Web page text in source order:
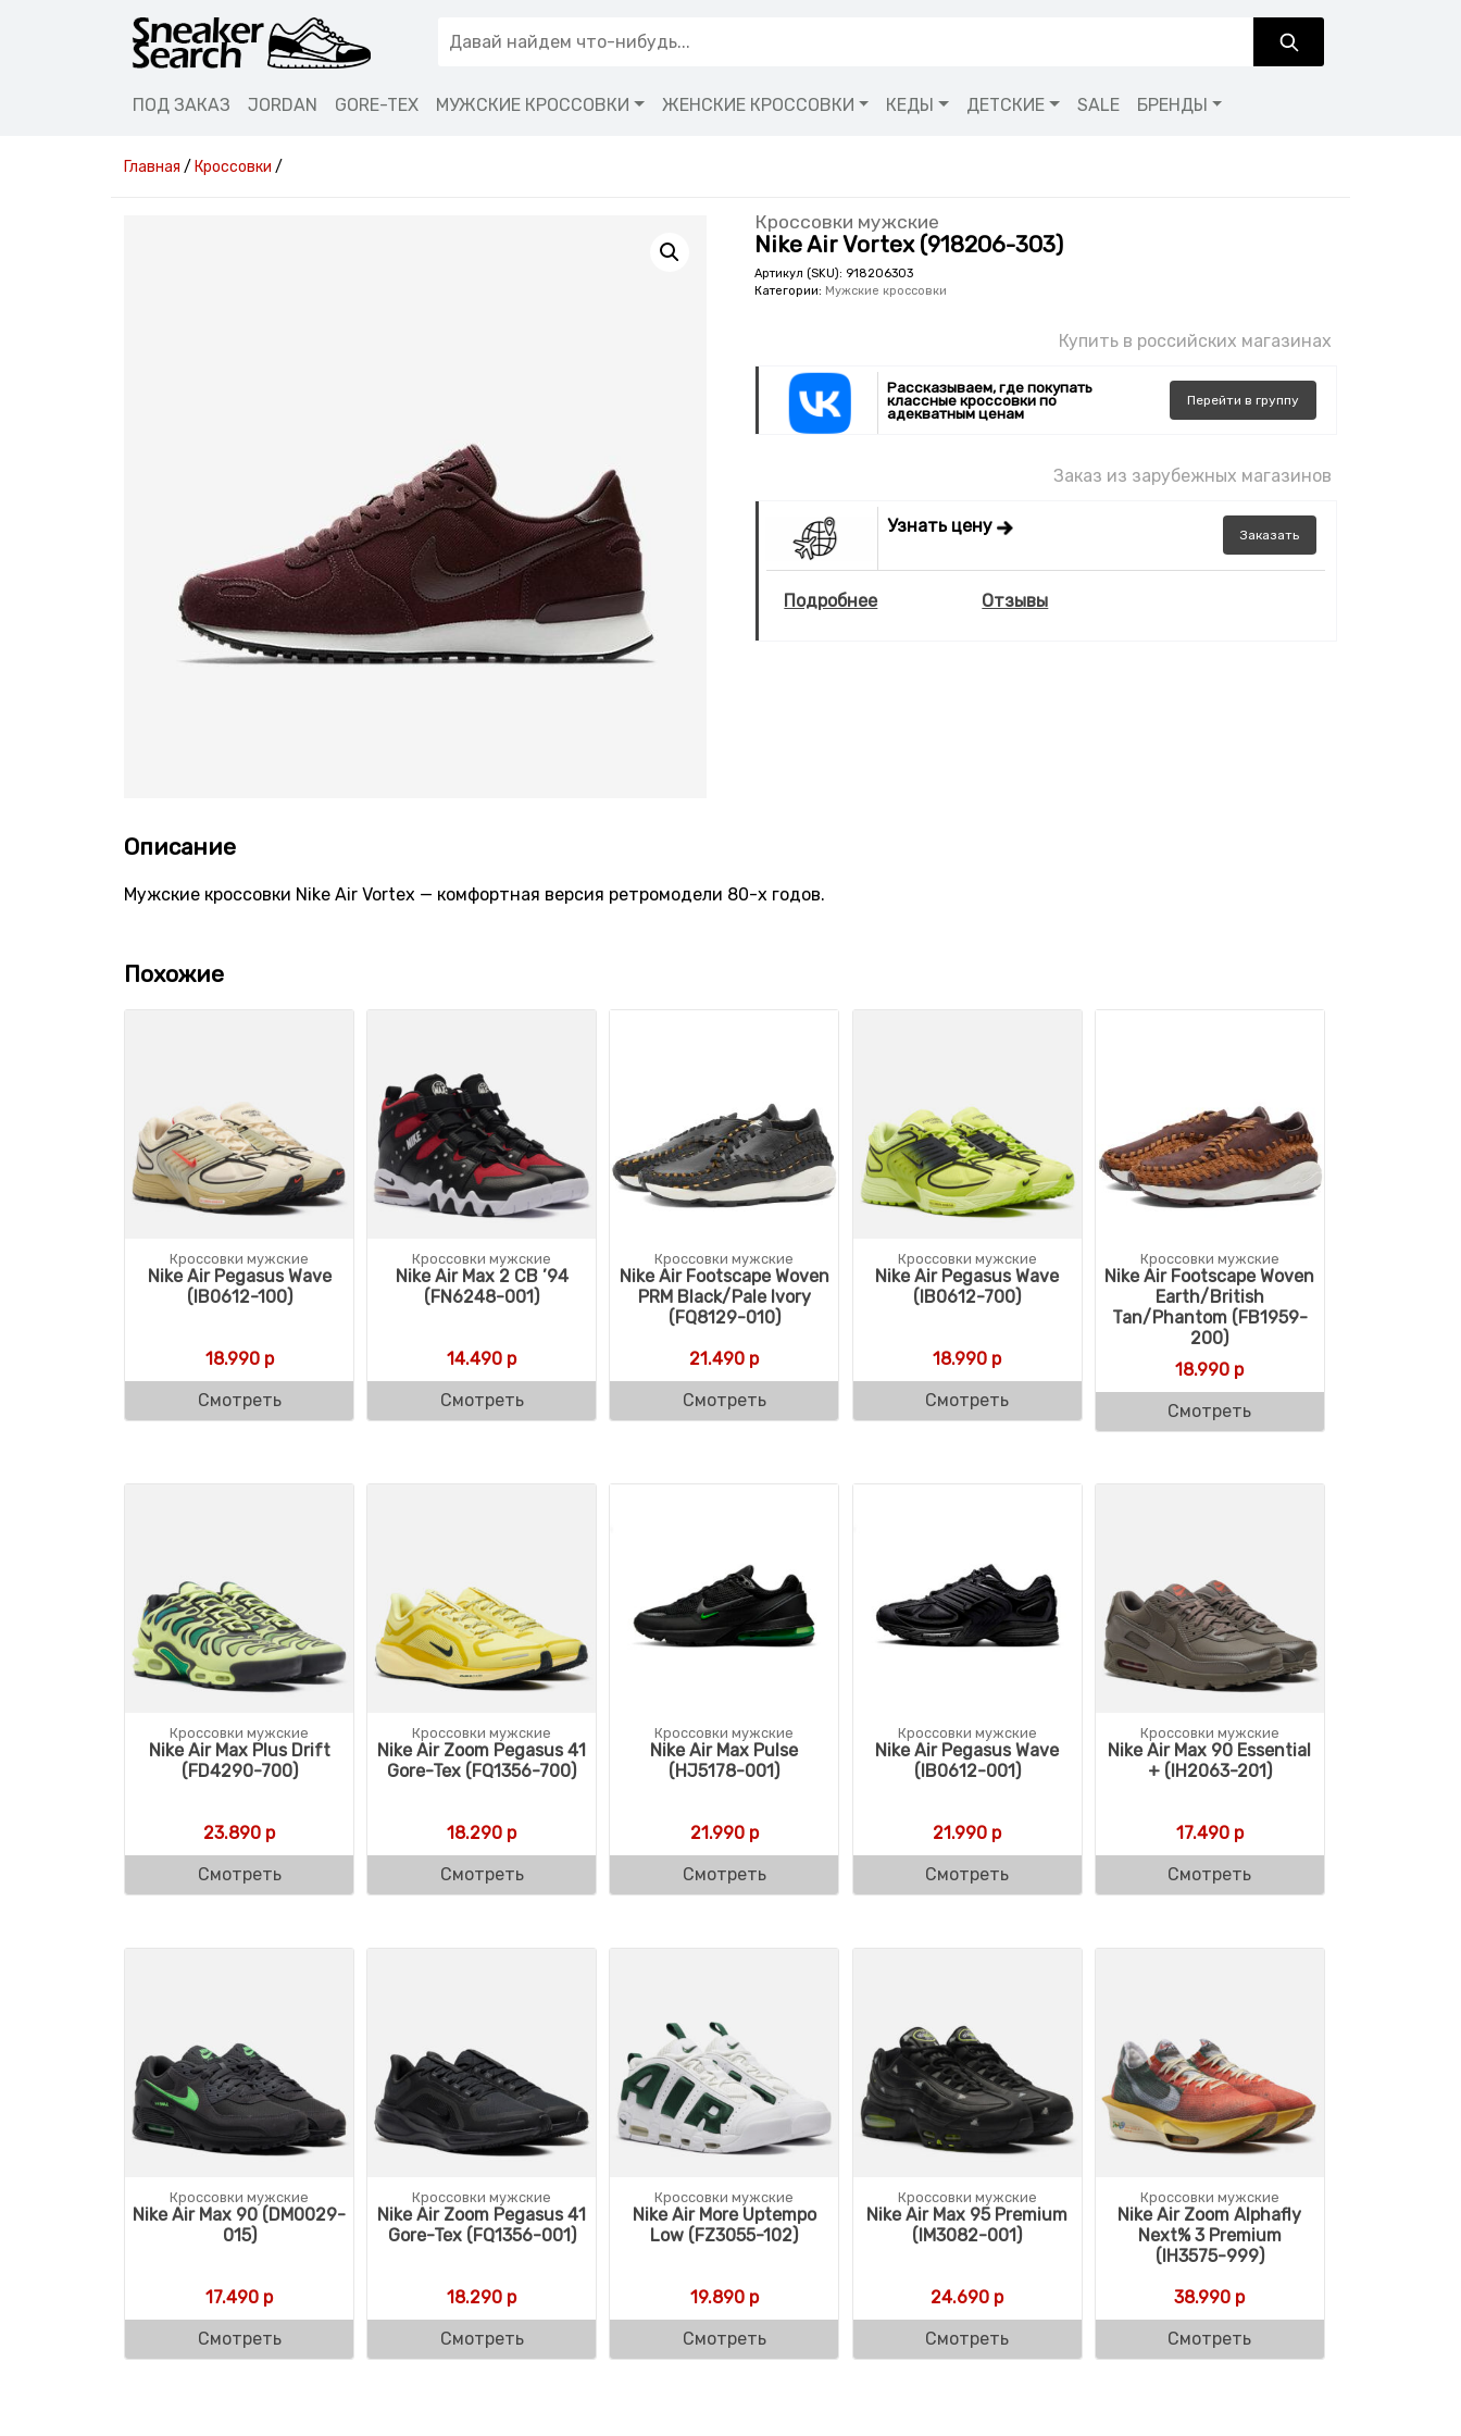
ПОД ЗАКАЗ JORDAN GORE-TEX МУЖСКИЕ КРОССОВКИ ЖЕНСКИЕ КРОССОВКИ КЕДЫ ДЕТСКИЕ SALE БРЕНДЫ
Главная / Кроссовки /
Кроссовки мужские
Nike Air Vortex (918206-303)
Артикул (SKU): 918206303
Категории: Мужские кроссовки
Купить в российских магазинах
Рассказываем, где покупать
классные кроссовки по
адекватным ценам
Перейти в группу
Заказ из зарубежных магазинов
Узнать цену Заказать
Подробнее Отзывы
Описание
Мужские кроссовки Nike Air Vortex — комфортная версия ретромодели 80-х годов.
Похожие
Кроссовки мужские
Nike Air Pegasus Wave
(IB0612-100)
18.990р
Смотреть
Кроссовки мужские
Nike Air Max 2 CB ’94
(FN6248-001)
14.490 р
Смотреть
Кроссовки мужские
Nike Air Footscape Woven
PRM Black/Pale Ivory
(FQ8129-010)
21.490 р
Смотреть
Кроссовки мужские
Nike Air Pegasus Wave
(IB0612-700)
18.990 р
Смотреть
Кроссовки мужские
Nike Air Footscape Woven
Earth/British
Tan/Phantom (FB1959-
200)
18.990 р
Смотреть
Кроссовки мужские
Nike Air Max Plus Drift
(FD4290-700)
23.890 р
Смотреть
Кроссовки мужские
Nike Air Zoom Pegasus 41
Gore-Tex (FQ1356-700)
18.290 р
Смотреть
Кроссовки мужские
Nike Air Max Pulse
(HJ5178-001)
21.990р
Смотреть
Кроссовки мужские
Nike Air Pegasus Wave
(IB0612-001)
21.990 р
Смотреть
Кроссовки мужские
Nike Air Max 90 Essential
+ (IH2063-201)
17.490р
Смотреть
Кроссовки мужские
Nike Air Max 90 (DM0029-
015)
17.490 р
Смотреть
Кроссовки мужские
Nike Air Zoom Pegasus 41
Gore-Tex (FQ1356-001)
18.290 р
Смотреть
Кроссовки мужские
Nike Air More Uptempo
Low (FZ3055-102)
19.890р
Смотреть
Кроссовки мужские
Nike Air Max 95 Premium
(IM3082-001)
24.690 р
Смотреть
Кроссовки мужские
Nike Air Zoom Alphafly
Next% 3 Premium
(IH3575-999)
38.990 р
Смотреть